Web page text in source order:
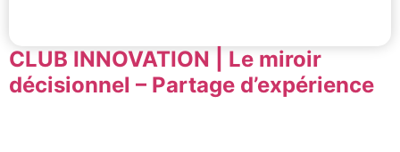
CLUB INNOVATION | Le miroir
décisionnel – Partage d’expérience